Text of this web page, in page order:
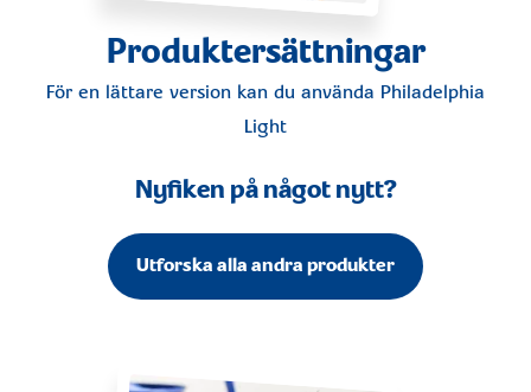
Produktersättningar
För en lättare version kan du använda Philadelphia
Light
Nyfiken på något nytt?
Utforska alla andra produkter